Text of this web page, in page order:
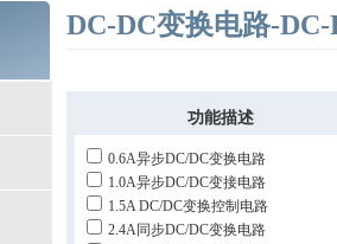
DC-DC变换电路-
功能描述
0.6A异步DC/DC变换电路
1.0A异步DC/DC变接电路
1.5A DC/DC变换控制电路
2.4A同步DC/DC变换电路